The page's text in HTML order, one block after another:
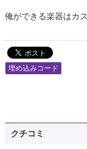
俺ができる楽器はカ
埋め込みコード
クチコミ